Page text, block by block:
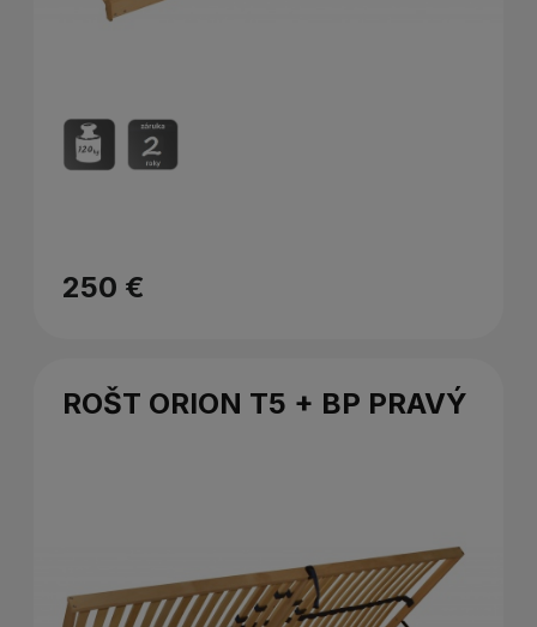
250 €
ROŠT ORION T5 + BP PRAVÝ